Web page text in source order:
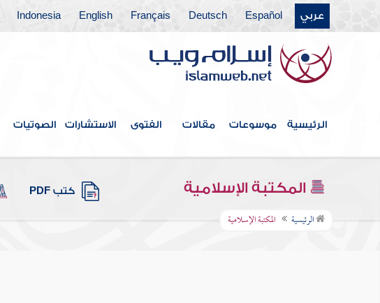
عربي Español
Deutsch
Français
English
Indonesia
الرئيسية موسوعات مقالات الفتوى الاستشارات الصوتيات
المكتبة الإسلامية كتب PDF
الرئيسية المكتبة الإسلامية